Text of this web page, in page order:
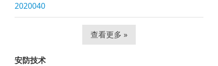
2020040
查看更多 »
安防技术